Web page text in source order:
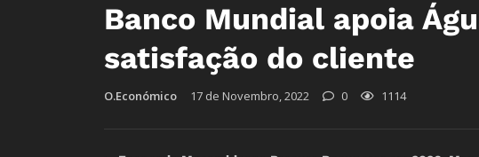
Banco Mundial apoia
satisfação do cliente
O.Económico 17 de Novembro, 2022 0 1114